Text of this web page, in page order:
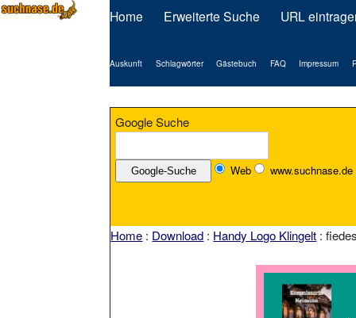
Home Erweiterte Suche URL
Auskunft Schlagwörter Gästebuch FAQ Impressum
Google Suche
Web www.suchnase.de
Home : Download : Handy Logo Klingelt :